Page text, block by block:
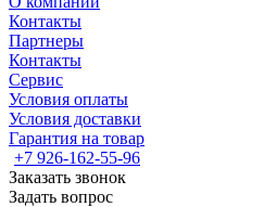
Контакты
Партнеры
Контакты
Сервис
Условия оплаты
Условия доставки
Гарантия на товар
+7 926-162-55-96
Заказать звонок
Задать вопрос